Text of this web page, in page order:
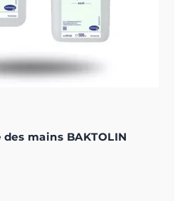
mains BAKTOLIN